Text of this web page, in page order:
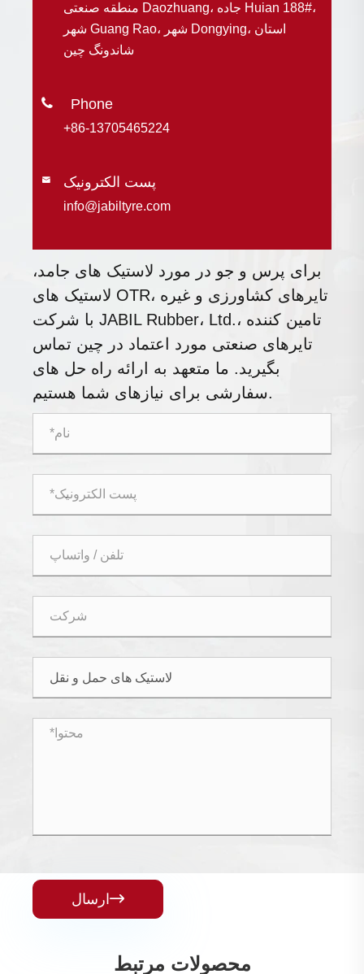
منطقه صنعتی Daozhuang، جاده Huian 188#،
شهر Guang Rao، شهر Dongying، استان
شاندونگ چین

+86-13705465224
 پست الکترونیک
info@jabiltyre.com
برای پرس و جو در مورد لاستیک های جامد،
لاستیک های OTR، تایرهای کشاورزی و غیره
با شرکت JABIL Rubber، Ltd.، تامین کننده
تایرهای صنعتی مورد اعتماد در چین تماس
بگیرید. ما متعهد به ارائه راه حل های
سفارشی برای نیازهای شما هستیم.
ارسال 
محصولات مرتبط